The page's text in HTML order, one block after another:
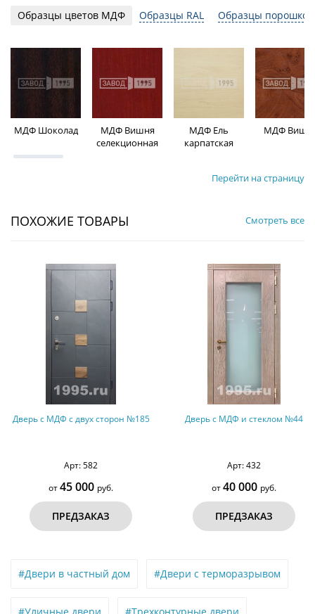
Образцы цветов МДФ Образцы RAL Образцы
МДФ Шоколад
МДФ Вишня
селекционная
МДФ Ель
карпатская
МДФ
Перейти на страницу
ПОХОЖИЕ ТОВАРЫ Смотреть все
Дверь с МДФ и стеклом №44
Арт: 432
от40 000руб.
ПРЕДЗАКАЗ
МДФ дверь в античном стиле
Арт: 457
от90 000руб.
ПРЕДЗАКАЗ
#Двери в частный дом #Двери с терморазрывом